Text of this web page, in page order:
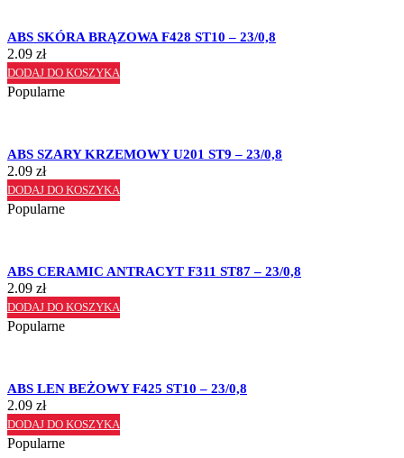
ABS SKÓRA BRĄZOWA F428 ST10 – 23/0,8
2.09 zł
DODAJ DO KOSZYKA
Popularne
ABS SZARY KRZEMOWY U201 ST9 – 23/0,8
2.09 zł
DODAJ DO KOSZYKA
Popularne
ABS CERAMIC ANTRACYT F311 ST87 – 23/0,8
2.09 zł
DODAJ DO KOSZYKA
Popularne
ABS LEN BEŻOWY F425 ST10 – 23/0,8
2.09 zł
DODAJ DO KOSZYKA
Popularne